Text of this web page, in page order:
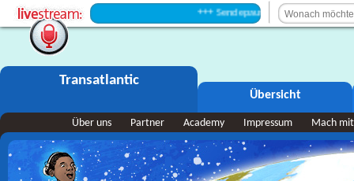
+++ Sendepause +++
Transatlantic
Übersicht
Über uns Partner Academy Impressum Mach mit